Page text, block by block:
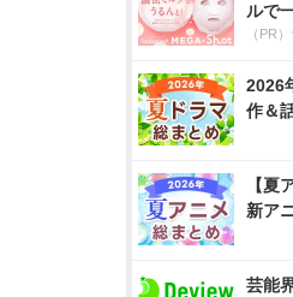
ルで
（PR
2026
作＆
【夏
新ア
芸能